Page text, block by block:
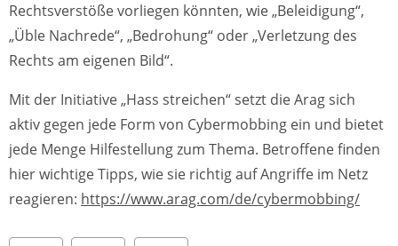
Rechtsverstöße vorliegen könnten, wie „Beleidigung“,
„Üble Nachrede“, „Bedrohung“ oder „Verletzung des
Rechts am eigenen Bild“.
Mit der Initiative „Hass streichen“ setzt die Arag sich
aktiv gegen jede Form von Cybermobbing ein und bietet
jede Menge Hilfestellung zum Thema. Betroffene finden
hier wichtige Tipps, wie sie richtig auf Angriffe im Netz
reagieren: https://www.arag.com/de/cybermobbing/